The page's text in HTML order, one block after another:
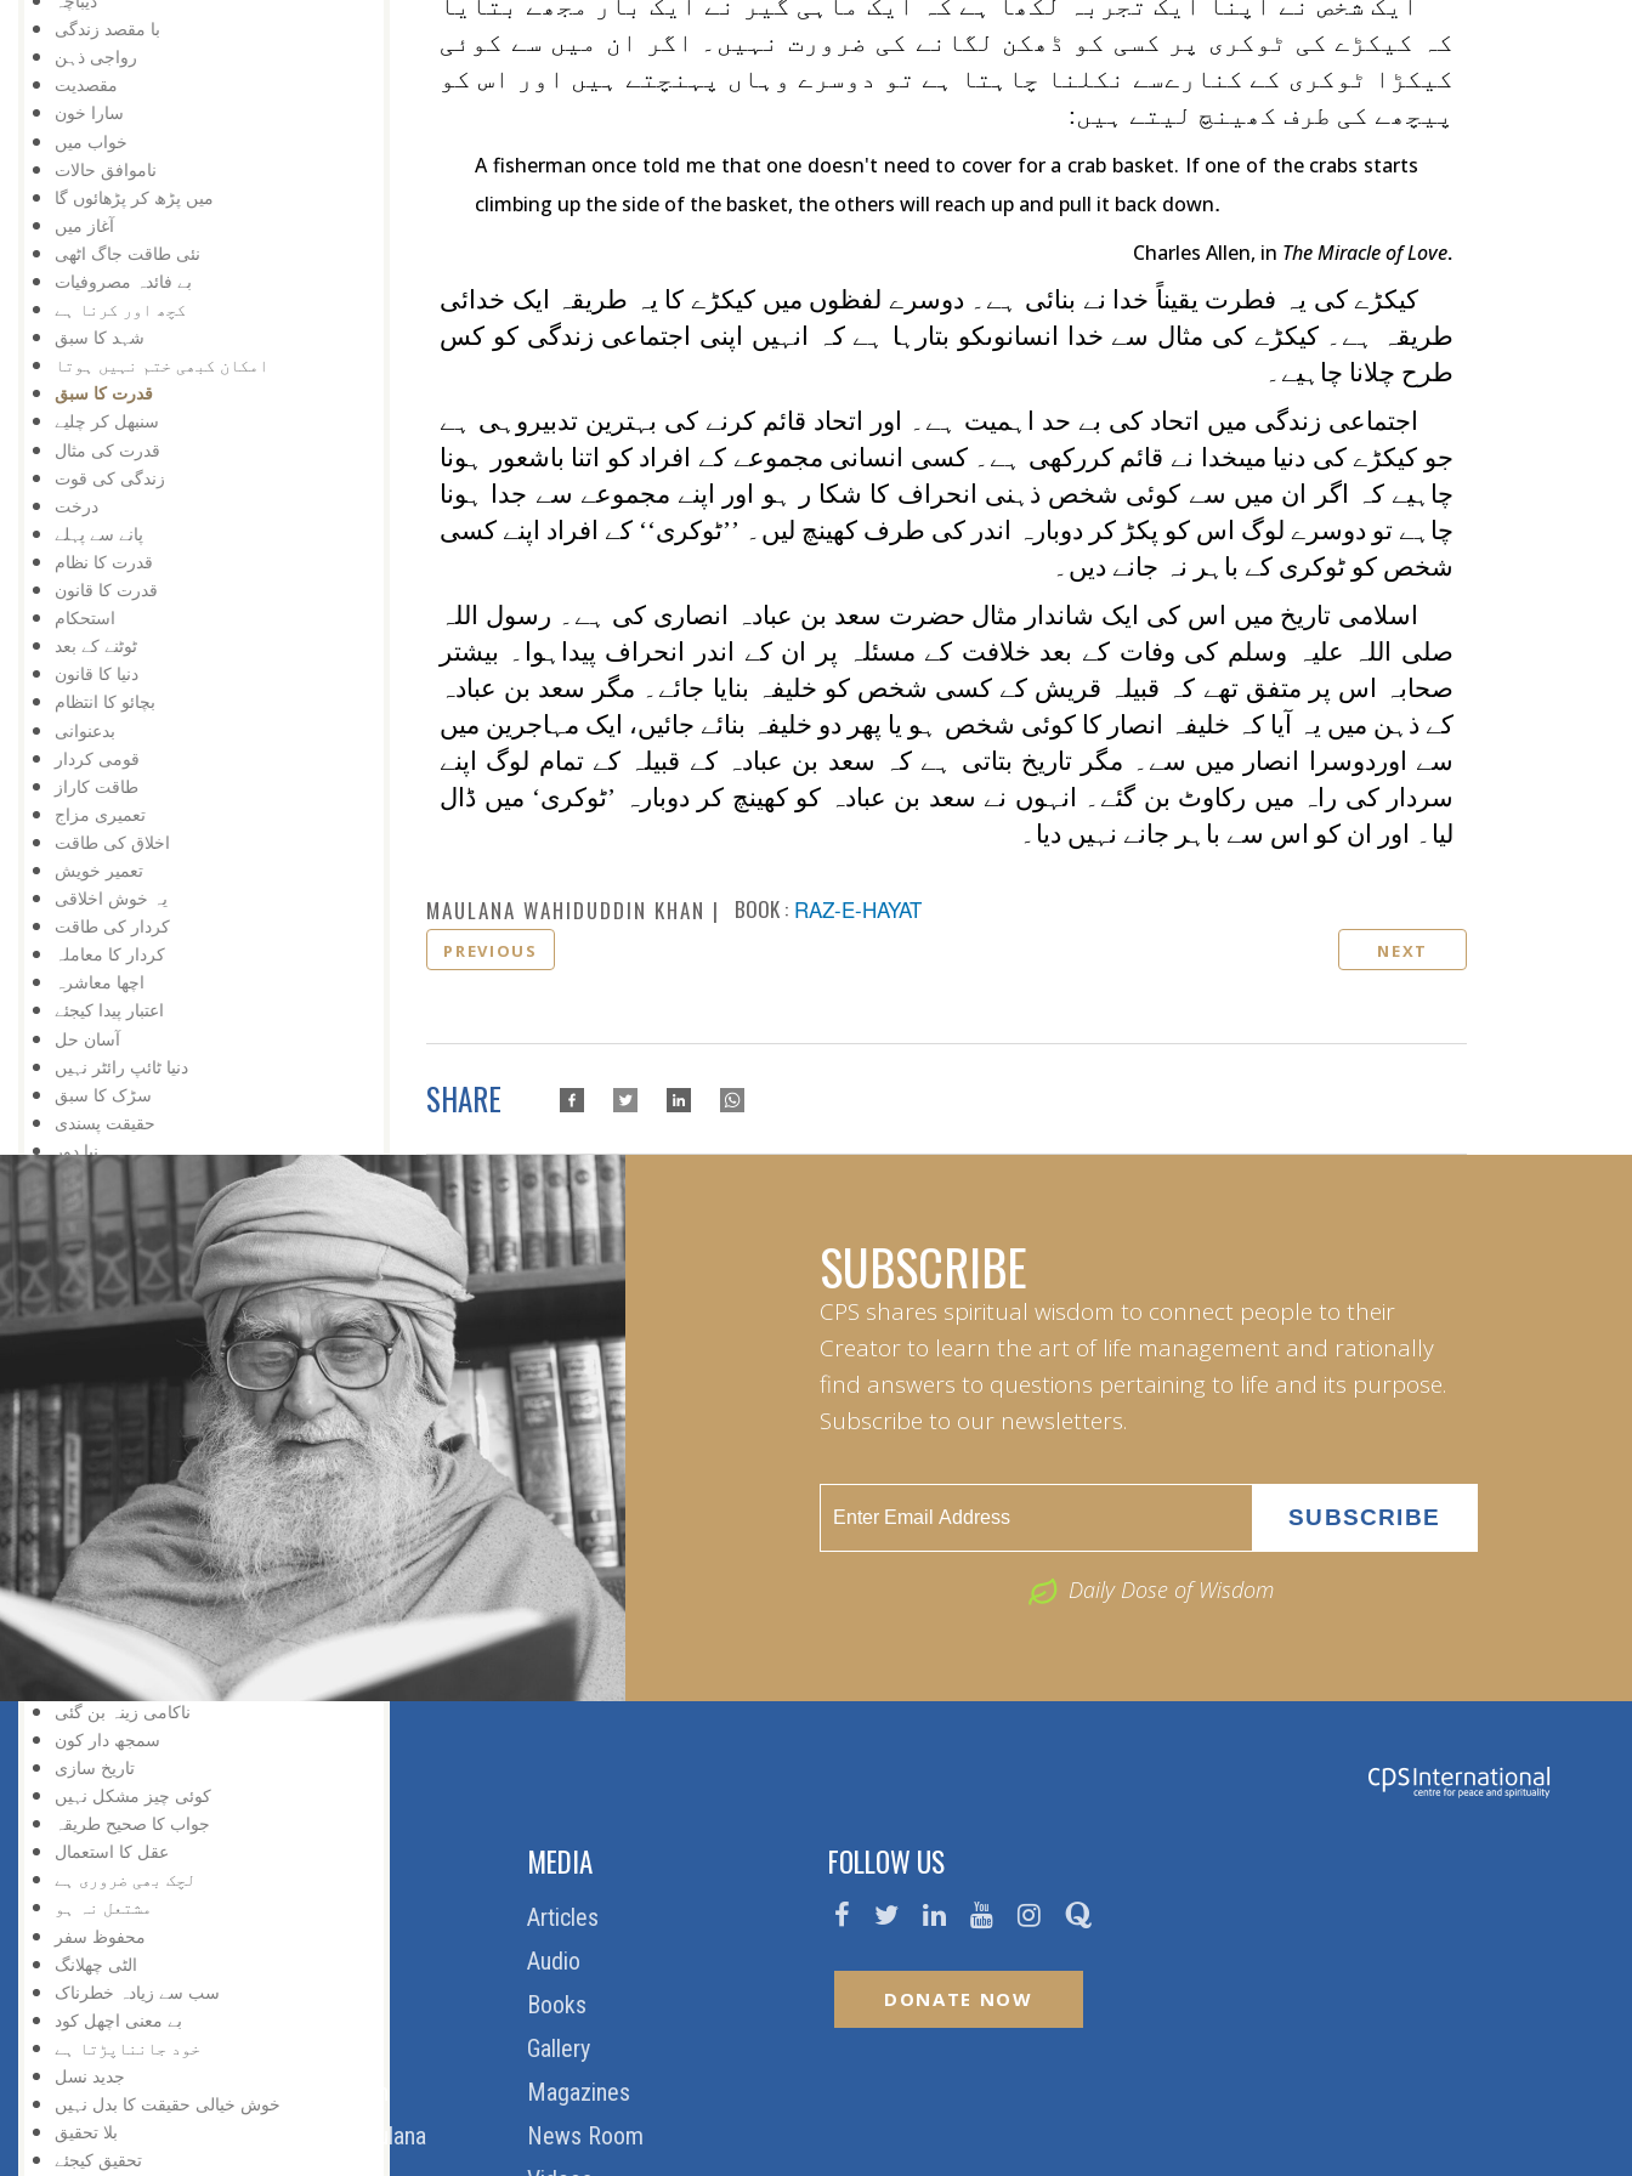
با مقصد زندگی
رواجی ذہن
مقصدیت
سارا خون
خواب میں
ناموافق حالات
میں پڑھ کر پڑھائوں گا
آغاز میں
نئی طاقت جاگ اٹھی
بے فائدہ مصروفیات
کچھ اور کرنا ہے
شہد کا سبق
امکان کبھی ختم نہیں ہوتا
قدرت کا سبق
سنبھل کر چلیے
قدرت کی مثال
زندگی کی قوت
درخت
پانے سے پہلے
قدرت کا نظام
قدرت کا قانون
استحکام
ٹوٹنے کے بعد
دنیا کا قانون
بچائو کا انتظام
بدعنوانی
قومی کردار
طاقت کاراز
تعمیری مزاج
اخلاق کی طاقت
تعمیر خویش
یہ خوش اخلاقی
کردار کی طاقت
کردار کا معاملہ
اچھا معاشرہ
اعتبار پیدا کیجئے
آسان حل
دنیا ٹائپ رائٹر نہیں
سڑک کا سبق
حقیقت پسندی
نیا دور
خود کشی نہیں
اور تالا کھل گیا
شوق کافی ہے
زبان درازی
حقیقت پسندی نہ کہ شوق
دشمنی کے وقت بھی
اپنی کوشش سے
ایک کے بعد دوسرا
مواقع کا استعمال
ہار میں جیت
کامیابی کے لیے
کمی کی تلافی
بربادی کے بعد بھی
تم غریب نہیں ، دولت مند ہو
کمزوری نعمت ثابت ہوئی
سڑک بند ہے
افسوس نہ کیجئے
ناکامی زینہ بن گئی
سمجھ دار کون
تاریخ سازی
کوئی چیز مشکل نہیں
جواب کا صحیح طریقہ
عقل کا استعمال
لچک بھی ضروری ہے
مشتعل نہ ہو
محفوظ سفر
الٹی چھلانگ
سب سے زیادہ خطرناک
بے معنی اچھل کود
خود جانناپڑتا ہے
جدید نسل
خوش خیالی حقیقت کا بدل نہیں
بلا تحقیق
تحقیق کیجئے
ایک شخص نے اپنا ایک تجربہ لکھا ہے کہ ایک ماہی گیر نے ایک بار مجھے بتایا
کہ کیکڑے کی ٹوکری پر کسی کو ڈھکن لگانے کی ضرورت نہیں۔ اگر ان میں سے کوئی
کیکڑا ٹوکری کے کنارےسے نکلنا چاہتا ہے تو دوسرے وہاں پہنچتے ہیں اور اس کو
پیچھے کی طرف کھینچ لیتے ہیں:
A fisherman once told me that one doesn't need to cover for a crab basket. If one of the crabs starts
climbing up the side of the basket, the others will reach up and pull it back down.
Charles Allen, in The Miracle of Love.
کیکڑے کی یہ فطرت یقیناً خدا نے بنائی ہے۔ دوسرے لفظوں میں کیکڑے کا یہ طریقہ ایک خدائی
طریقہ ہے۔ کیکڑے کی مثال سے خدا انسانوںکو بتارہا ہے کہ انہیں اپنی اجتماعی زندگی کو کس
طرح چلانا چاہیے۔
اجتماعی زندگی میں اتحاد کی بے حد اہمیت ہے۔ اور اتحاد قائم کرنے کی بہترین تدبیروہی ہے
جو کیکڑے کی دنیا میںخدا نے قائم کررکھی ہے۔ کسی انسانی مجموعے کے افراد کو اتنا باشعور ہونا
چاہیے کہ اگر ان میں سے کوئی شخص ذہنی انحراف کا شکا ر ہو اور اپنے مجموعے سے جدا ہونا
چاہے تو دوسرے لوگ اس کو پکڑ کر دوبارہ اندر کی طرف کھینچ لیں۔ ’’ٹوکری‘‘ کے افراد اپنے کسی
شخص کو ٹوکری کے باہر نہ جانے دیں۔
اسلامی تاریخ میں اس کی ایک شاندار مثال حضرت سعد بن عبادہ انصاری کی ہے۔ رسول اللہ
صلی اللہ علیہ وسلم کی وفات کے بعد خلافت کے مسئلہ پر ان کے اندر انحراف پیداہوا۔ بیشتر
صحابہ اس پر متفق تھے کہ قبیلہ قریش کے کسی شخص کو خلیفہ بنایا جائے۔ مگر سعد بن عبادہ
کے ذہن میں یہ آیا کہ خلیفہ انصار کا کوئی شخص ہو یا پھر دو خلیفہ بنائے جائیں، ایک مہاجرین میں
سے اوردوسرا انصار میں سے۔ مگر تاریخ بتاتی ہے کہ سعد بن عبادہ کے قبیلہ کے تمام لوگ اپنے
سردار کی راہ میں رکاوٹ بن گئے۔ انہوں نے سعد بن عبادہ کو کھینچ کر دوبارہ ’ٹوکری‘ میں ڈال
لیا۔ اور ان کو اس سے باہر جانے نہیں دیا۔
MAULANA WAHIDUDDIN KHAN BOOK : RAZ-E-HAYAT
PREVIOUS NEXT
SHARE
SUBSCRIBE
CPS shares spiritual wisdom to connect people to their
Creator to learn the art of life management and rationally
find answers to questions pertaining to life and its purpose.
Subscribe to our newsletters.
Daily Dose of Wisdom
Thoughts Of Maulana
MEDIA
Articles
Audio
Books
Gallery
Magazines
News Room
FOLLOW US
DONATE NOW